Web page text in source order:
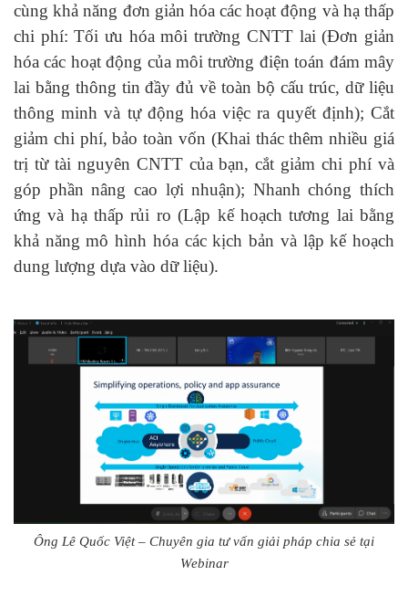
cùng khả năng đơn giản hóa các hoạt động và hạ thấp
chi phí: Tối ưu hóa môi trường CNTT lai (Đơn giản
hóa các hoạt động của môi trường điện toán đám mây
lai bằng thông tin đầy đủ về toàn bộ cấu trúc, dữ liệu
thông minh và tự động hóa việc ra quyết định); Cắt
giảm chi phí, bảo toàn vốn (Khai thác thêm nhiều giá
trị từ tài nguyên CNTT của bạn, cắt giảm chi phí và
góp phần nâng cao lợi nhuận); Nhanh chóng thích
ứng và hạ thấp rủi ro (Lập kế hoạch tương lai bằng
khả năng mô hình hóa các kịch bản và lập kế hoạch
dung lượng dựa vào dữ liệu).
Ông Lê Quốc Việt – Chuyên gia tư vấn giải pháp chia sẻ tại
Webinar